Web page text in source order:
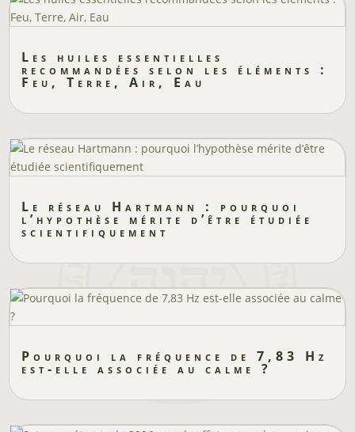
Les huiles essentielles
recommandées selon les éléments :
Feu, Terre, Air, Eau
Le réseau Hartmann : pourquoi
l’hypothèse mérite d’être étudiée
scientifiquement
Pourquoi la fréquence de 7,83 Hz
est-elle associée au calme ?